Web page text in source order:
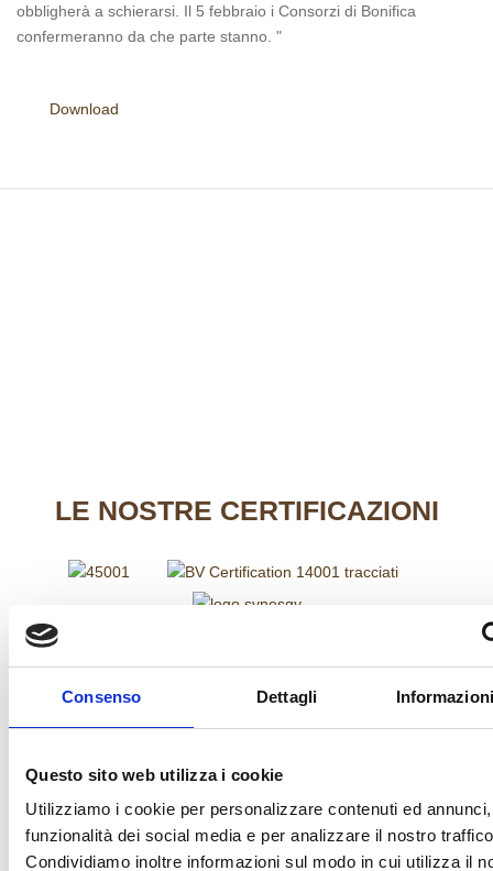
Consenso Dettagli
Questo sito web utilizza i cookie
Utilizziamo i cookie per personalizzare contenuti ed
funzionalità dei social media e per analizzare il nostro
Condividiamo inoltre informazioni sul modo in cui utilizza il
obbligherà a schierarsi. Il 5 febbraio i Consorzi di Bonifica
confermeranno da che parte stanno. "
Download
LE NOSTRE CERTIFICAZIONI